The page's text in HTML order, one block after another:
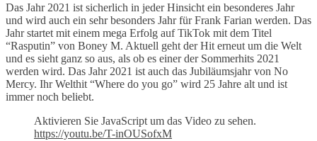
Das Jahr 2021 ist sicherlich in jeder Hinsicht ein besonderes Jahr
und wird auch ein sehr besonders Jahr für Frank Farian werden. Das
Jahr startet mit einem mega Erfolg auf TikTok mit dem Titel
“Rasputin” von Boney M. Aktuell geht der Hit erneut um die Welt
und es sieht ganz so aus, als ob es einer der Sommerhits 2021
werden wird. Das Jahr 2021 ist auch das Jubiläumsjahr von No
Mercy. Ihr Welthit “Where do you go” wird 25 Jahre alt und ist
immer noch beliebt.
Aktivieren Sie JavaScript um das Video zu sehen.
https://youtu.be/T-inOUSofxM